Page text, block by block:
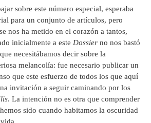
sobre este número especial, esperaba
para un conjunto de artículos, pero
nos ha metido en el corazón a tantos,
inicialmente a este Dossier no nos bastó
necesitábamos decir sobre la
melancolía: fue necesario publicar un
que este esfuerzo de todos los que aquí
invitación a seguir caminando por los
. La intención no es otra que comprender
sido cuando habitamos la oscuridad